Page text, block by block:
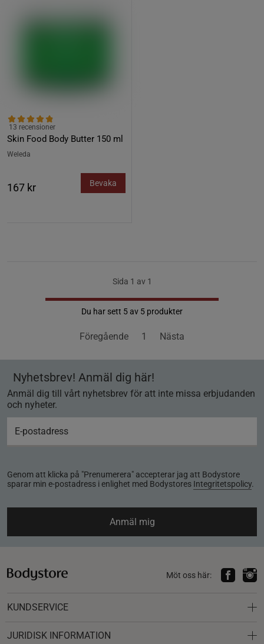
Skin Food Body Butter 150 ml
13 recensioner
Weleda
167 kr Bevaka
Sida 1 av 1
Du har sett 5 av 5 produkter
Föregående 1 Nästa
Nyhetsbrev! Anmäl dig här!
Anmäl dig till vårt nyhetsbrev för att inte missa erbjudanden
och nyheter.
Genom att klicka på "Prenumerera" accepterar jag att Bodystore
sparar min e-postadress i enlighet med Bodystores Integritetspolicy.
Anmäl mig
Möt oss här:
KUNDSERVICE
JURIDISK INFORMATION